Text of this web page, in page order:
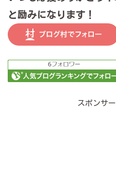
と励みになります！
スポンサ